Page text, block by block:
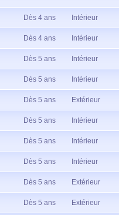
Dès 4 ans Intérieur
Dès 4 ans Intérieur
Dès 5 ans Intérieur
Dès 5 ans Intérieur
Dès 5 ans Extérieur
Dès 5 ans Intérieur
Dès 5 ans Intérieur
Dès 5 ans Intérieur
Dès 5 ans Extérieur
Dès 5 ans Extérieur